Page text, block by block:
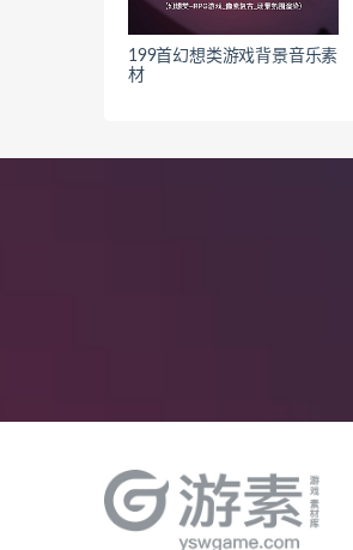
199首幻想类游戏背景音乐素
材